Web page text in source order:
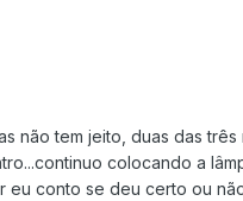
não tem jeito, duas das
colocando a
eu conto se deu certo ou